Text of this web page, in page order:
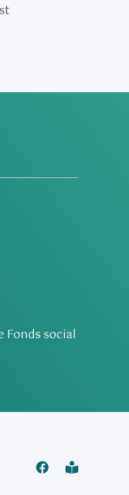
Fonds social